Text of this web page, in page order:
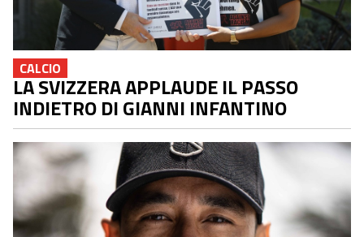
CALCIO
LA SVIZZERA APPLAUDE IL PASSO
INDIETRO DI GIANNI INFANTINO